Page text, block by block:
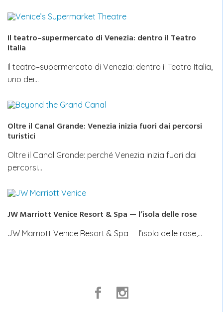
Il teatro–supermercato di Venezia: dentro il Teatro
Italia
Il teatro–supermercato di Venezia: dentro il Teatro Italia,
uno dei…
Oltre il Canal Grande: Venezia inizia fuori dai percorsi
turistici
Oltre il Canal Grande: perché Venezia inizia fuori dai
percorsi…
JW Marriott Venice Resort & Spa — l’isola delle rose
JW Marriott Venice Resort & Spa — l’isola delle rose,…